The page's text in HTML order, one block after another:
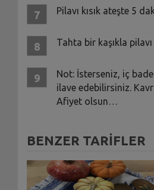
Pilavı kısık ateşte 5
Tahta bir kaşıkla
Not: İsterseniz, iç
ilave edebilirsiniz.
Afiyet olsun…
BENZER TARİFLER